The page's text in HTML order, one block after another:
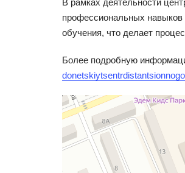
профессиональных навыков
обучения, что делает
Более подробную